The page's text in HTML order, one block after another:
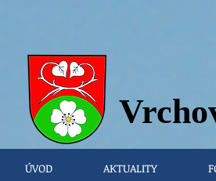
ÚVOD AKTUALITY